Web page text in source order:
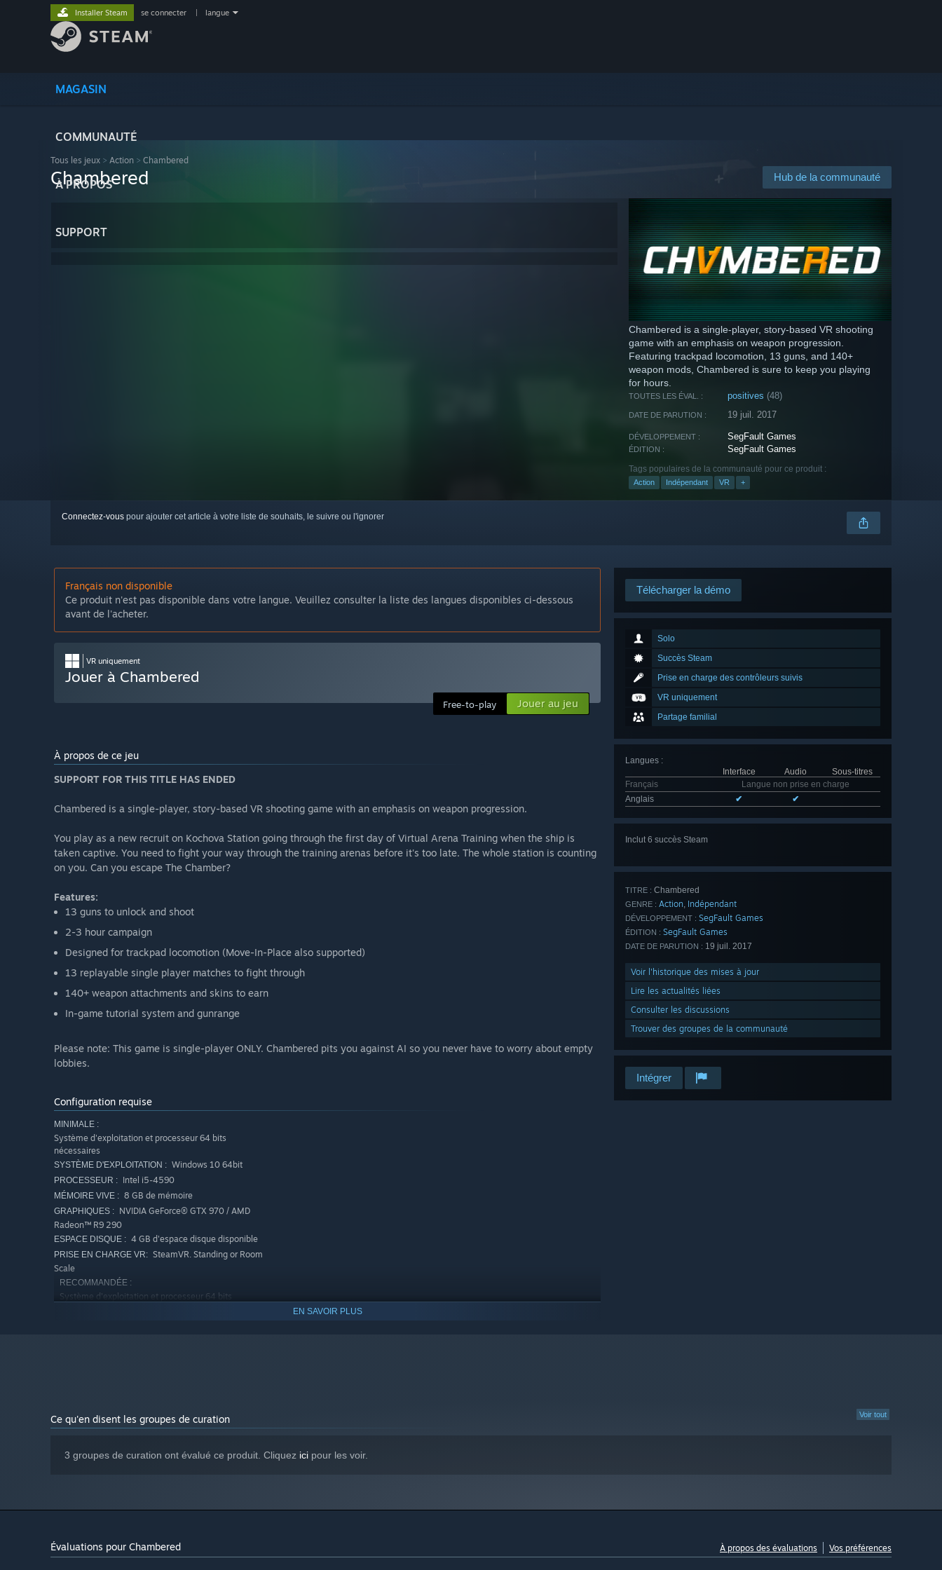
MAGASIN
COMMUNAUTÉ
À PROPOS
SUPPORT
Installer Steam se connecter langue
Tous les jeux > Action > Chambered
Hub de la communauté
Chambered
Chambered is a single-player, story-based VR shooting
game with an emphasis on weapon progression.
Featuring trackpad locomotion, 13 guns, and 140+
weapon mods, Chambered is sure to keep you playing
for hours.
TOUTES LES ÉVAL. : positives (48)
DATE DE PARUTION : 19 juil. 2017
DÉVELOPPEMENT : SegFault Games
ÉDITION : SegFault Games
Tags populaires de la communauté pour ce produit :
Action Indépendant VR +
Connectez-vous pour ajouter cet article à votre liste de souhaits, le suivre ou l'ignorer
Télécharger la démo
Solo
Succès Steam
Prise en charge des contrôleurs suivis
VR uniquement
Partage familial
Langues :
Interface
Audio
Sous-titres
Français
Langue non prise en charge
Anglais
✔ ✔
Inclut 6 succès Steam
TITRE : Chambered
GENRE : Action, Indépendant
DÉVELOPPEMENT : SegFault Games
ÉDITION : SegFault Games
DATE DE PARUTION : 19 juil. 2017
Voir l'historique des mises à jour
Lire les actualités liées
Consulter les discussions
Trouver des groupes de la communauté
Intégrer
Français non disponible
Ce produit n'est pas disponible dans votre langue. Veuillez consulter la liste des langues disponibles ci-dessous
avant de l'acheter.
VR uniquement
Jouer à Chambered
Free-to-play Jouer au jeu
À propos de ce jeu
SUPPORT FOR THIS TITLE HAS ENDED
Chambered is a single-player, story-based VR shooting game with an emphasis on weapon progression.
You play as a new recruit on Kochova Station going through the first day of Virtual Arena Training when the ship is
taken captive. You need to fight your way through the training arenas before it's too late. The whole station is counting
on you. Can you escape The Chamber?
Features:
13 guns to unlock and shoot
2-3 hour campaign
Designed for trackpad locomotion (Move-In-Place also supported)
13 replayable single player matches to fight through
140+ weapon attachments and skins to earn
In-game tutorial system and gunrange
Please note: This game is single-player ONLY. Chambered pits you against AI so you never have to worry about empty
lobbies.
Configuration requise
MINIMALE :
Système d'exploitation et processeur 64 bits
nécessaires
SYSTÈME D'EXPLOITATION : Windows 10 64bit
PROCESSEUR : Intel i5-4590
MÉMOIRE VIVE : 8 GB de mémoire
GRAPHIQUES : NVIDIA GeForce® GTX 970 / AMD
Radeon™ R9 290
ESPACE DISQUE : 4 GB d'espace disque disponible
PRISE EN CHARGE VR: SteamVR. Standing or Room
Scale
RECOMMANDÉE :
Système d'exploitation et processeur 64 bits
EN SAVOIR PLUS
Voir tout
Ce qu'en disent les groupes de curation
3 groupes de curation ont évalué ce produit. Cliquez ici pour les voir.
Évaluations pour Chambered À propos des évaluations Vos préférences